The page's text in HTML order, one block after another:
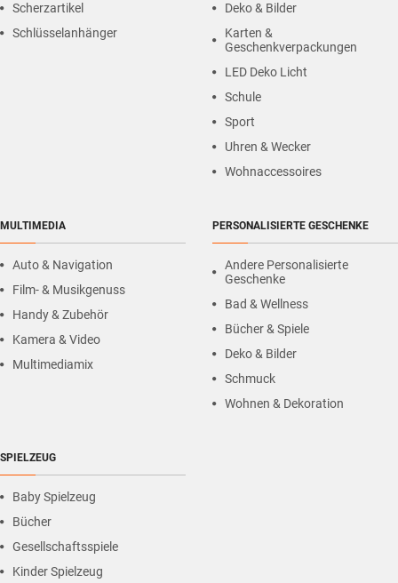
Scherzartikel
Schlüsselanhänger
Deko & Bilder
Karten &
Geschenkverpackungen
LED Deko Licht
Schule
Sport
Uhren & Wecker
Wohnaccessoires
MULTIMEDIA
Auto & Navigation
Film- & Musikgenuss
Handy & Zubehör
Kamera & Video
Multimediamix
PERSONALISIERTE GESCHENKE
Andere Personalisierte
Geschenke
Bad & Wellness
Bücher & Spiele
Deko & Bilder
Schmuck
Wohnen & Dekoration
SPIELZEUG
Baby Spielzeug
Bücher
Gesellschaftsspiele
Kinder Spielzeug